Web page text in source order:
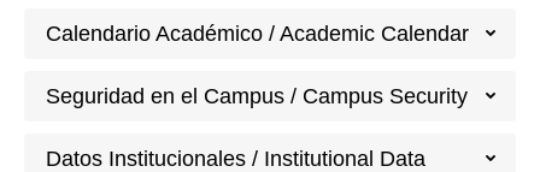
Calendario Académico / Academic Calendar
Seguridad en el Campus / Campus Security
Datos Institucionales / Institutional Data